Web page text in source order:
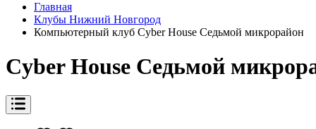
Главная
Клубы Нижний Новгород
Компьютерный клуб Cyber House Седьмой микрорайон
Cyber House Седьмой